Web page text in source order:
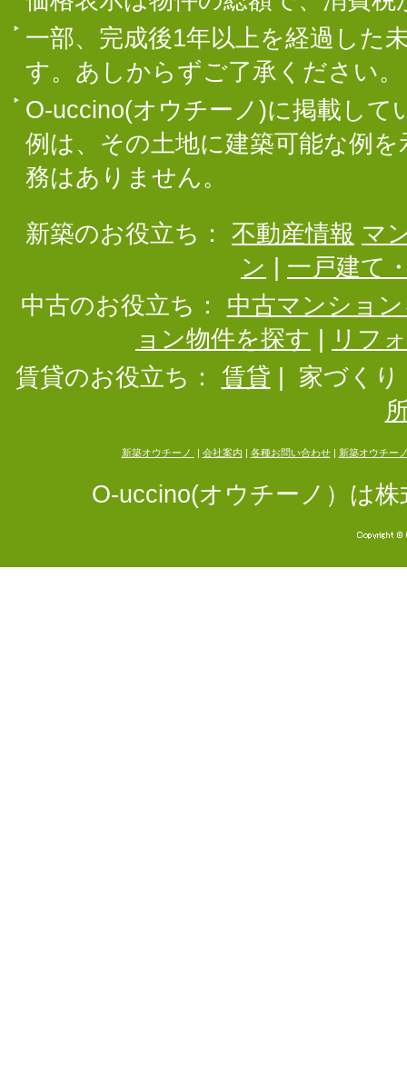
一部、完成後1年以上を経過した
す。あしからずご了承ください。
O-uccino(オウチーノ)に掲載して
例は、その土地に建築可能な例
務はありません。
新築のお役立ち： 不動産情報 マ
ン
一戸建て
中古のお役立ち：
中古マンショ
ョン物件を探す
リフ
賃貸のお役立ち：
賃貸
家づくり
新築オウチーノ 会社案内 各種お問い合わせ| 新築オウチー
O-uccino(オウチーノ）は